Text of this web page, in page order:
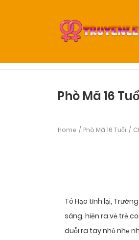
Phò Mã 16
Home Phò Mã 16 Tuổi
Tô Hạo tỉnh lại,
sáng, hiện ra vẻ trẻ
duỗi ra tay nhỏ nhẹ